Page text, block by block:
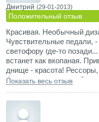
100 км, при заводской
стело противотуманок
Внешний дизайн
себе (пойдет). Авто
Удовлетворён полностью.
дает диагностику любой
пользоваться (описание
Руль правый.
Дмитрий (29-01-2013)
Положительный отзыв
Красивая. Необычный
Чувствительные педали, -
светофору где-то
встанет как вкопаная.
днище - красота!
броневика какого-то.
взявшийся железный
такой. Вышел
отодвинул железяку. Ни
Показать весь отзыв